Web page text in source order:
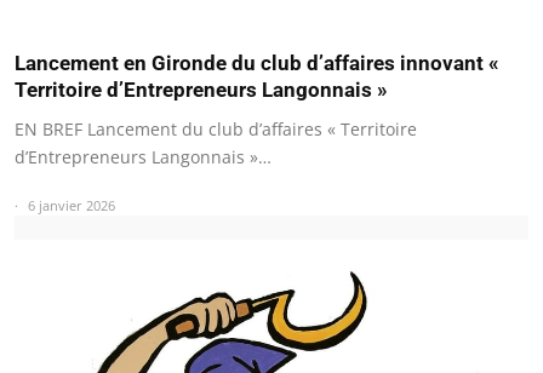
Lancement en Gironde du club d’affaires innovant «
Territoire d’Entrepreneurs Langonnais »
EN BREF Lancement du club d’affaires « Territoire
d’Entrepreneurs Langonnais »…
6 janvier 2026